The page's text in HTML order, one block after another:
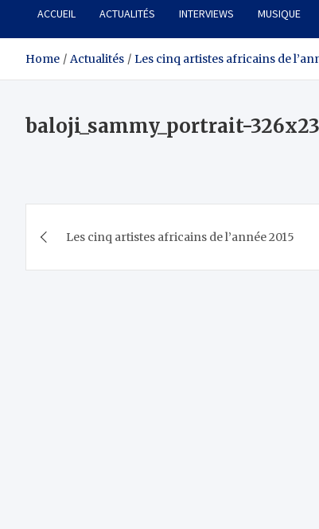
ACCUEIL ACTUALITÉS INTERVIEWS MUSIQUE
Home Actualités Les cinq artistes africains de
baloji_sammy_portrait-
de
Les cinq artistes africains de l’année 2015